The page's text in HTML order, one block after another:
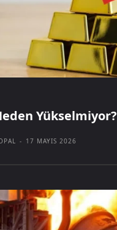
Yükselmiyor?
- 17 MAYIS 2026